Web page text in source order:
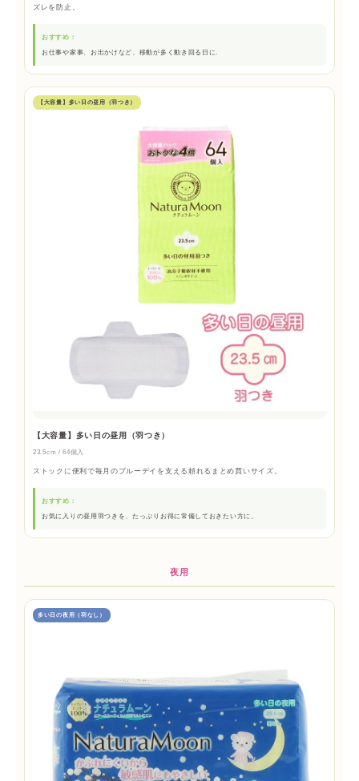
ズレを防止。
おすすめ：
お仕事や家事、お出かけなど、移動が多く動き回る日に.
【大容量】多い日の昼用（羽つき）
【大容量】多い日の昼用（羽つき）
23.5cm / 64個入
ストックに便利で毎月のブルーデイを支える頼れるまとめ買いサイズ。
おすすめ：
お気に入りの昼用羽つきを、たっぷりお得に常備しておきたい方に。
夜用
多い日の夜用（羽なし）